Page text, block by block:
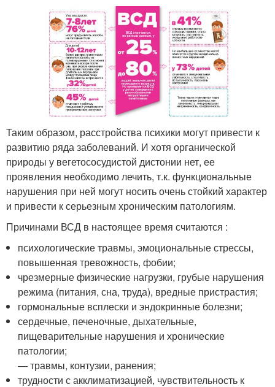
Таким образом, расстройства психики могут привести к
развитию ряда заболеваний. И хотя органической
природы у вегетососудистой дистонии нет, ее
проявления необходимо лечить, т.к. функциональные
нарушения при ней могут носить очень стойкий характер
и привести к серьезным хроническим патологиям.
Причинами ВСД в настоящее время считаются :
психологические травмы, эмоциональные стрессы,
повышенная тревожность, фобии;
чрезмерные физические нагрузки, грубые нарушения
режима (питания, сна, труда), вредные пристрастия;
гормональные всплески и эндокринные болезни;
сердечные, печеночные, дыхательные,
пищеварительные нарушения и хронические
патологии;
— травмы, контузии, ранения;
трудности с акклиматизацией, чувствительность к